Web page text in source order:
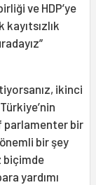
ve HDP’ye
ikinci
parlamenter bir
bir şey
biçimde
yardımı